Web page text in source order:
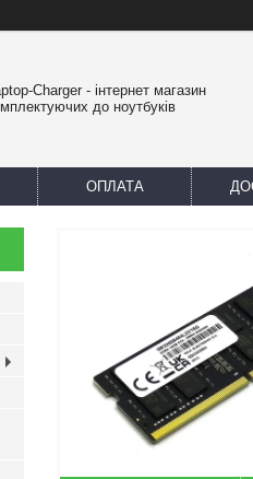
Charger - інтернет магазин
до ноутбуків
ОПЛАТА